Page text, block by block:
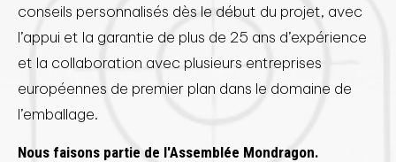
conseils personnalisés dès le début du projet, avec
l’appui et la garantie de plus de 25 ans d’expérience
et la collaboration avec plusieurs entreprises
européennes de premier plan dans le domaine de
l’emballage.
Nous faisons partie de l'Assemblée Mondragon.